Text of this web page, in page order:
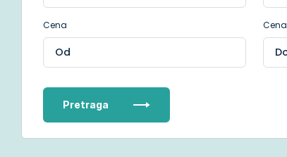
Cena Cena
Pretraga